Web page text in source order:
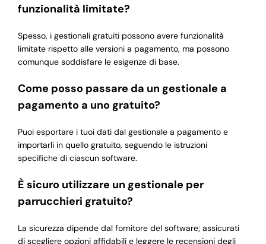
funzionalità limitate?
Spesso, i gestionali gratuiti possono avere funzionalità
limitate rispetto alle versioni a pagamento, ma possono
comunque soddisfare le esigenze di base.
Come posso passare da un gestionale a
pagamento a uno gratuito?
Puoi esportare i tuoi dati dal gestionale a pagamento e
importarli in quello gratuito, seguendo le istruzioni
specifiche di ciascun software.
È sicuro utilizzare un gestionale per
parrucchieri gratuito?
La sicurezza dipende dal fornitore del software; assicurati
di scegliere opzioni affidabili e leggere le recensioni degli